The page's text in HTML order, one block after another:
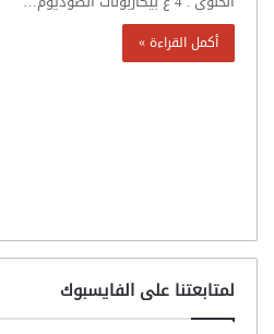
أكمل القراءة »
لمتابعتنا على الفايسبوك